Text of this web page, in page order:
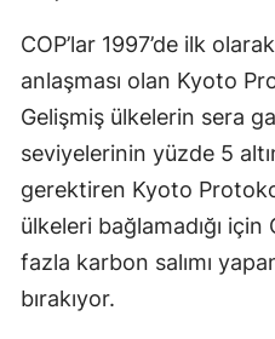
COP’lar 1997’de ilk
anlaşması olan Kyoto
Gelişmiş ülkelerin sera
seviyelerinin yüzde 5
gerektiren Kyoto
ülkeleri bağlamadığı
fazla karbon salımı
bırakıyor.